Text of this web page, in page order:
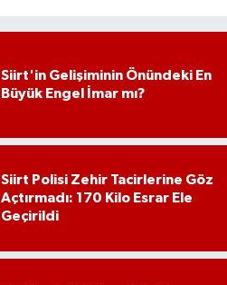
Siirt'in Gelişiminin Önündeki En
Büyük Engel İmar mı?
Siirt Polisi Zehir Tacirlerine Göz
Açtırmadı: 170 Kilo Esrar Ele
Geçirildi